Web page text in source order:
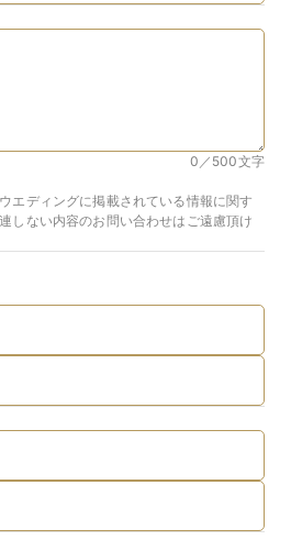
0／500文字
エディングに掲載されている情報に関す
しない内容のお問い合わせはご遠慮頂け